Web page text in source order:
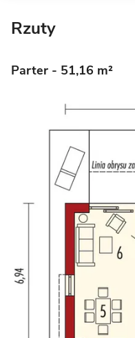
Rzuty
Parter - 51,16 m²